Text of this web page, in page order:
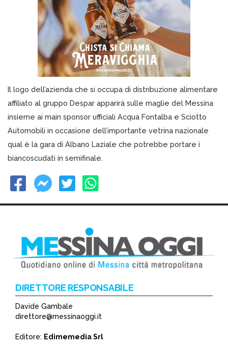
Il logo dell’azienda che si occupa di distribuzione alimentare
affiliato al gruppo Despar apparirà sulle maglie del Messina
insieme ai main sponsor ufficiali Acqua Fontalba e Sciotto
Automobili in occasione dell’importante vetrina nazionale
qual è la gara di Albano Laziale che potrebbe portare i
biancoscudati in semifinale.
DIRETTORE RESPONSABILE
Davide Gambale
direttore@messinaoggi.it
Editore: Edimemedia Srl